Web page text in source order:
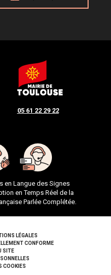
05 61 22 29 22
en Langue des Signes
en Temps Réel de la
Parlée Complétée.
LÉGALES
CONFORME
SITE
COOKIES